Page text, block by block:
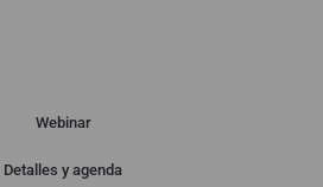
Webinar
Detalles y agenda